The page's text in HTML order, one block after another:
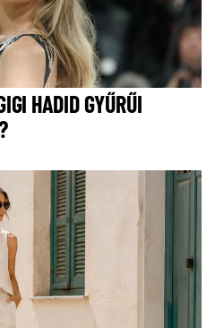
HADID GYŰRŰI